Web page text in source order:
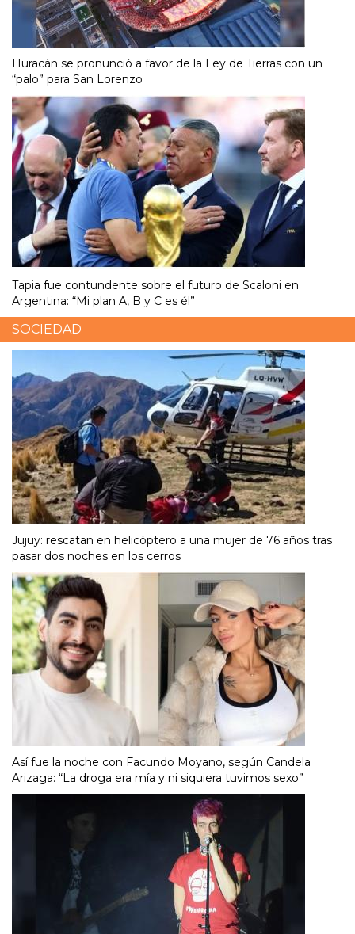
Huracán se pronunció a favor de la Ley de Tierras con un
“palo” para San Lorenzo
Tapia fue contundente sobre el futuro de Scaloni en
Argentina: “Mi plan A, B y C es él”
SOCIEDAD
Jujuy: rescatan en helicóptero a una mujer de 76 años tras
pasar dos noches en los cerros
Así fue la noche con Facundo Moyano, según Candela
Arizaga: “La droga era mía y ni siquiera tuvimos sexo”